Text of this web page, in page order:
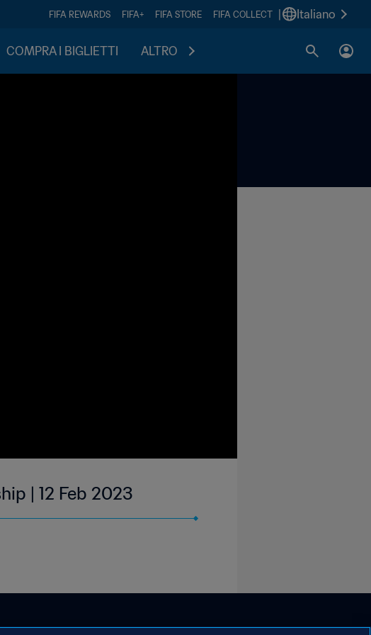
FIFA REWARDS FIFA+ FIFA STORE FIFA COLLECT Italiano
COMPRA I BIGLIETTI ALTRO
| 12 Feb 2023